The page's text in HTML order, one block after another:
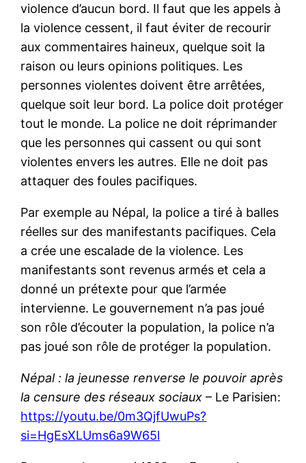
violence d’aucun bord. Il faut que les appels à
la violence cessent, il faut éviter de recourir
aux commentaires haineux, quelque soit la
raison ou leurs opinions politiques. Les
personnes violentes doivent être arrêtées,
quelque soit leur bord. La police doit protéger
tout le monde. La police ne doit réprimander
que les personnes qui cassent ou qui sont
violentes envers les autres. Elle ne doit pas
attaquer des foules pacifiques.
Par exemple au Népal, la police a tiré à balles
réelles sur des manifestants pacifiques. Cela
a crée une escalade de la violence. Les
manifestants sont revenus armés et cela a
donné un prétexte pour que l’armée
intervienne. Le gouvernement n’a pas joué
son rôle d’écouter la population, la police n’a
pas joué son rôle de protéger la population.
Népal : la jeunesse renverse le pouvoir après
la censure des réseaux sociaux – Le Parisien:
https://youtu.be/0m3QjfUwuPs?
si=HgEsXLUms6a9W65l